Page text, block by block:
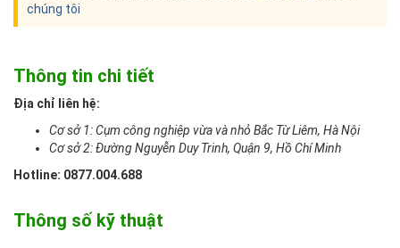
chúng tôi
Thông tin chi tiết
Địa chỉ liên hệ:
Cơ sở 1: Cụm công nghiệp vừa và nhỏ Bắc Từ Liêm, Hà Nội
Cơ sở 2: Đường Nguyễn Duy Trinh, Quận 9, Hồ Chí Minh
Hotline: 0877.004.688
Thông số kỹ thuật